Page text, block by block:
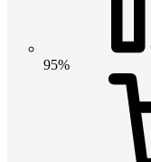
95%